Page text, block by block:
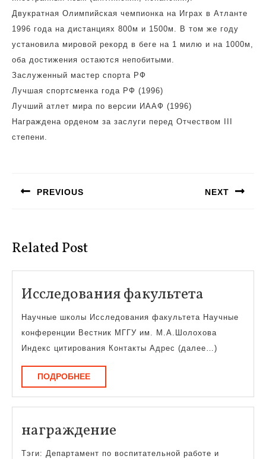
Двукратная Олимпийская чемпионка на Играх в Атланте
1996 года на дистанциях 800м и 1500м. В том же году
установила мировой рекорд в беге на 1 милю и на 1000м,
оба достижения остаются непобитыми.
Заслуженный мастер спорта РФ
Лучшая спортсменка года РФ (1996)
Лучший атлет мира по версии ИААФ (1996)
Награждена орденом за заслуги перед Отчеством III
степени.
записям
PREVIOUS NEXT
Related Post
Исследования факультета
Научные школы Исследования факультета Научные
конференции Вестник МГГУ им. М.А.Шолохова
Индекс цитирования Контакты Адрес (далее…)
ПОДРОБНЕЕПОДРОБНЕЕ
награждение
Тэги: Департамент по воспитательной работе и